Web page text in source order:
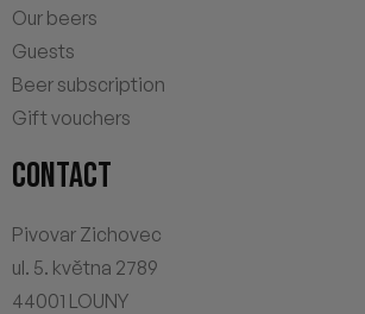
Our beers
Guests
Beer subscription
Gift vouchers
CONTACT
Pivovar Zichovec
ul. 5. května 2789
44001 LOUNY